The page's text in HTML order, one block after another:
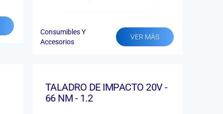
Consumibles Y
Accesorios
VER MÁS
TALADRO DE IMPACTO 20V -
66 NM - 1.2